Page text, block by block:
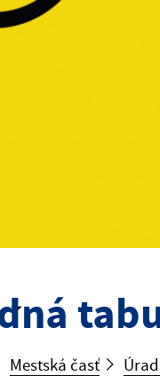
Mestská časť